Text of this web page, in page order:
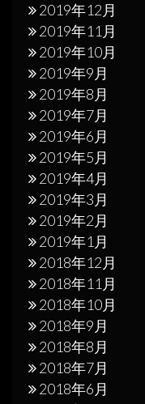
2019年12月
2019年11月
2019年10月
2019年9月
2019年8月
2019年7月
2019年6月
2019年5月
2019年4月
2019年3月
2019年2月
2019年1月
2018年12月
2018年11月
2018年10月
2018年9月
2018年8月
2018年7月
2018年6月